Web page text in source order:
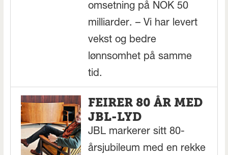
omsetning på NOK 50
milliarder. – Vi har levert
vekst og bedre
lønnsomhet på samme
tid.
FEIRER 80 ÅR MED
JBL-LYD
JBL markerer sitt 80-
årsjubileum med en rekke